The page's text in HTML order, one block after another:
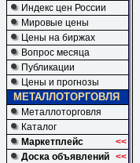
Индекс цен России
Мировые цены
Цены на биржах
Вопрос месяца
Публикации
Цены и прогнозы
МЕТАЛЛОТОРГОВЛЯ
Металлоторговля
Каталог
Маркетплейс
<<
Доска объявлений <<